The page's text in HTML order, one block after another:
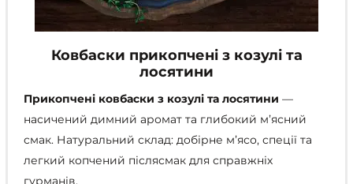
Ковбаски прикопчені з козулі та
лосятини
Прикопчені ковбаски з козулі та лосятини —
насичений димний аромат та глибокий мʼясний
смак. Натуральний склад: добірне мʼясо, спеції та
легкий копчений післясмак для справжніх
гурманів.